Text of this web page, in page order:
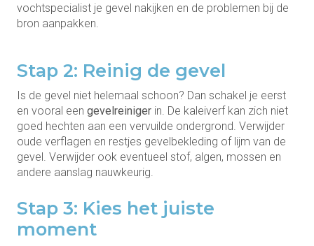
vochtspecialist je gevel nakijken en de problemen bij de
bron aanpakken.
Stap 2: Reinig de gevel
Is de gevel niet helemaal schoon? Dan schakel je eerst
en vooral een gevelreiniger in. De kaleiverf kan zich niet
goed hechten aan een vervuilde ondergrond. Verwijder
oude verflagen en restjes gevelbekleding of lijm van de
gevel. Verwijder ook eventueel stof, algen, mossen en
andere aanslag nauwkeurig.
Stap 3: Kies het juiste
moment